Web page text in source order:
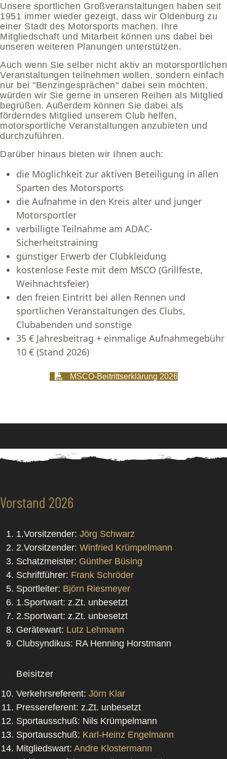
Unsere sportlichen Großveranstaltungen haben seit
1951 immer wieder gezeigt, dass wir Oldenburg zu
einer Stadt des Motorsports machen. Ihre
Mitgliedschaft und Mitarbeit können uns dabei bei
unseren weiteren Planungen unterstützen.
Auch wenn Sie selber nicht aktiv an motorsportlichen
Veranstaltungen teilnehmen wollen, sondern einfach
nur bei "Benzingesprächen" dabei sein möchten,
würden wir Sie gerne in unseren Reihen als Mitglied
begrüßen. Außerdem können Sie dabei als
förderndes Mitglied unserem Club helfen,
motorsportliche Veranstaltungen anzubieten und
durchzuführen.
Darüber hinaus bieten wir Ihnen auch:
die Möglichkeit zur aktiven Beteiligung in allen
Sparten des Motorsports
die Aufnahme in den Kreis alter und junger
Motorsportler
verbilligte Teilnahme am ADAC-
Sicherheitstraining
günstiger Erwerb der Clubkleidung
kostenlose Feste mit dem MSCO (Grillfeste,
Weihnachtsfeier)
den freien Eintritt bei allen Rennen und
sportlichen Veranstaltungen des Clubs,
Clubabenden und sonstige
35 € Jahresbeitrag + einmalige Aufnahmegebühr
10 € (Stand 2026)
MSCO-Beitrittserklärung 2026
Vorstand 2026
1.Vorsitzender: Jörg Schwarz
2.Vorsitzender: Winfried Krümpelmann
Schatzmeister: Günther Büsing
Schriftführer: Frank Schröder
Sportleiter: Björn Riesmeyer
1.Sportwart: z.Zt. unbesetzt
2.Sportwart: z.Zt. unbesetzt
Gerätewart: Lutz Lehmann
Clubsyndikus: RA Henning Horstmann
Beisitzer
Verkehrsreferent: Jörn Klar
Pressereferent: z.Zt. unbesetzt
Sportausschuß: Nils Krümpelmann
Sportausschuß: Karl-Heinz Engelmann
Mitgliedswart: Andre Klostermann